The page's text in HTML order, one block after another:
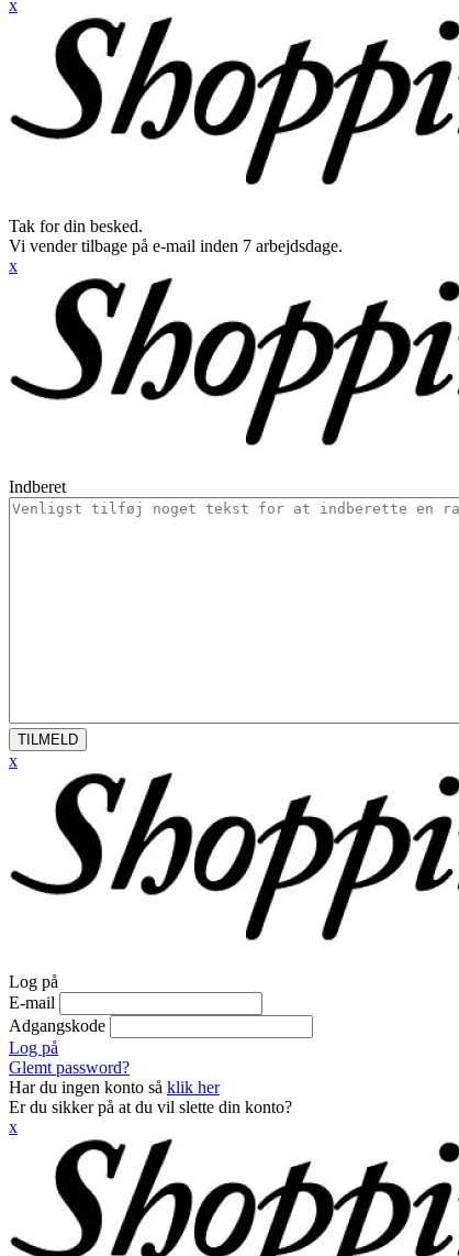
x
Tak for din besked.
Vi vender tilbage på e-mail inden 7 arbejdsdage.
x
Indberet
TILMELD
x
Log på
E-mail
Adgangskode
Log på
Glemt password?
Har du ingen konto så klik her
Er du sikker på at du vil slette din konto?
x